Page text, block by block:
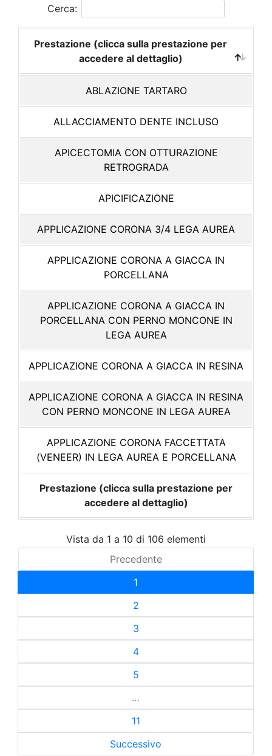
Cerca:
Prestazione (clicca sulla prestazione per
accedere al dettaglio)
ABLAZIONE TARTARO
ALLACCIAMENTO DENTE INCLUSO
APICECTOMIA CON OTTURAZIONE
RETROGRADA
APICIFICAZIONE
APPLICAZIONE CORONA 3/4 LEGA AUREA
APPLICAZIONE CORONA A GIACCA IN
PORCELLANA
APPLICAZIONE CORONA A GIACCA IN
PORCELLANA CON PERNO MONCONE IN
LEGA AUREA
APPLICAZIONE CORONA A GIACCA IN RESINA
APPLICAZIONE CORONA A GIACCA IN RESINA
CON PERNO MONCONE IN LEGA AUREA
APPLICAZIONE CORONA FACCETTATA
(VENEER) IN LEGA AUREA E PORCELLANA
Prestazione (clicca sulla prestazione per
accedere al dettaglio)
Vista da 1 a 10 di 106 elementi
Precedente
1
2
3
4
5
…
11
Successivo